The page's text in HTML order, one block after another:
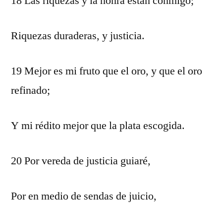
Riquezas duraderas, y justicia.
19 Mejor es mi fruto que el oro, y que el oro
refinado;
Y mi rédito mejor que la plata escogida.
20 Por vereda de justicia guiaré,
Por en medio de sendas de juicio,